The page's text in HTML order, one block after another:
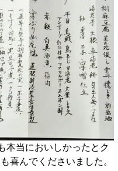
本当においしかったとク
喜んでくださいました。